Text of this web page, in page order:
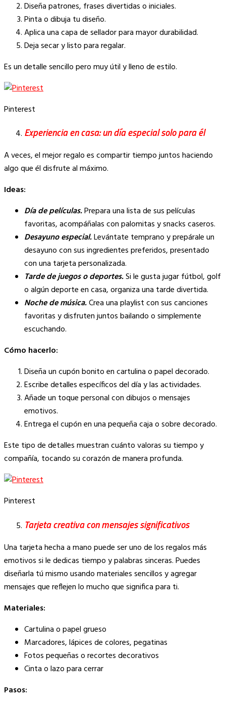
Diseña patrones, frases divertidas o iniciales.
Pinta o dibuja tu diseño.
Aplica una capa de sellador para mayor durabilidad.
Deja secar y listo para regalar.
Es un detalle sencillo pero muy útil y lleno de estilo.
Pinterest
Experiencia en casa: un día especial solo para él
A veces, el mejor regalo es compartir tiempo juntos haciendo
algo que él disfrute al máximo.
Ideas:
Día de películas.Prepara una lista de sus películas
favoritas, acompáñalas con palomitas y snacks caseros.
Desayuno especial.Levántate temprano y prepárale un
desayuno con sus ingredientes preferidos, presentado
con una tarjeta personalizada.
Tarde de juegos o deportes.Si le gusta jugar fútbol, golf
o algún deporte en casa, organiza una tarde divertida.
Noche de música.Crea una playlist con sus canciones
favoritas y disfruten juntos bailando o simplemente
escuchando.
Cómo hacerlo:
Diseña un cupón bonito en cartulina o papel decorado.
Escribe detalles específicos del día y las actividades.
Añade un toque personal con dibujos o mensajes
emotivos.
Entrega el cupón en una pequeña caja o sobre decorado.
Este tipo de detalles muestran cuánto valoras su tiempo y
compañía, tocando su corazón de manera profunda.
Pinterest
Tarjeta creativa con mensajes significativos
Una tarjeta hecha a mano puede ser uno de los regalos más
emotivos si le dedicas tiempo y palabras sinceras. Puedes
diseñarla tú mismo usando materiales sencillos y agregar
mensajes que reflejen lo mucho que significa para ti.
Materiales:
Cartulina o papel grueso
Marcadores, lápices de colores, pegatinas
Fotos pequeñas o recortes decorativos
Cinta o lazo para cerrar
Pasos: